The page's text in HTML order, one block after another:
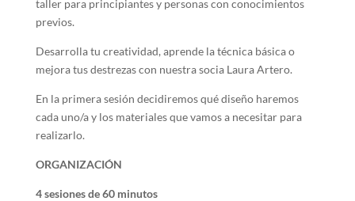
taller para principiantes y personas con conocimientos
previos.
Desarrolla tu creatividad, aprende la técnica básica o
mejora tus destrezas con nuestra socia Laura Artero.
En la primera sesión decidiremos qué diseño haremos
cada uno/a y los materiales que vamos a necesitar para
realizarlo.
ORGANIZACIÓN
4 sesiones de 60 minutos